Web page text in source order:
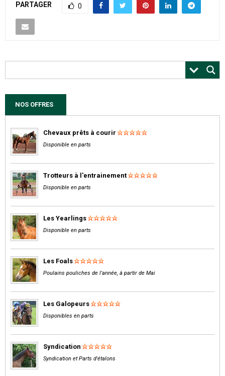
PARTAGER 0
NOS OFFRES
Chevaux prêts à courir
Disponible en parts
Trotteurs à l'entrainement
Disponible en parts
Les Yearlings
Disponible en parts
Les Foals
Poulains pouliches de l'année, à partir de Mai
Les Galopeurs
Disponibles en parts
Syndication
Syndication et Parts d'étalons